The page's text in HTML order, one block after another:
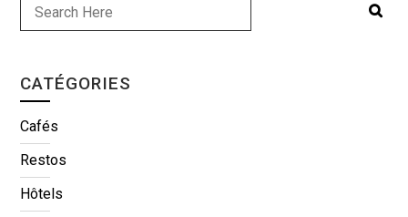
CATÉGORIES
Cafés
Restos
Hôtels